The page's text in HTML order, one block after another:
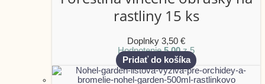
rastliny 15 ks
Doplnky 3,50 €
Hodnotenie5.00z 5
Pridať do košíka